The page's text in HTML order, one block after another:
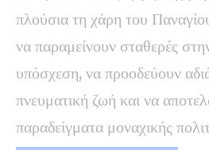
πλούσια τη χάρη του
να παραμείνουν σταθερές
υπόσχεση, να προοδεύουν
πνευματική ζωή και να
παραδείγματα μοναχικής